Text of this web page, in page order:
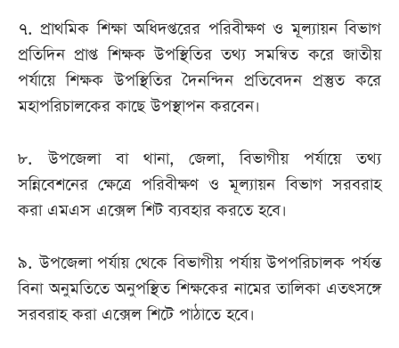
৭. প্রাথমিক শিক্ষা অধিদপ্তরের পরিবীক্ষণ ও মূল্যায়ন বিভাগ
প্রতিদিন প্রাপ্ত শিক্ষক উপস্থিতির তথ্য সমন্বিত করে জাতীয়
পর্যায়ে শিক্ষক উপস্থিতির দৈনন্দিন প্রতিবেদন প্রস্তুত করে
মহাপরিচালকের কাছে উপস্থাপন করবেন।
৮. উপজেলা বা থানা, জেলা, বিভাগীয় পর্যায়ে তথ্য
সন্নিবেশনের ক্ষেত্রে পরিবীক্ষণ ও মূল্যায়ন বিভাগ সরবরাহ
করা এমএস এক্সেল শিট ব্যবহার করতে হবে।
৯. উপজেলা পর্যায় থেকে বিভাগীয় পর্যায় উপপরিচালক পর্যন্ত
বিনা অনুমতিতে অনুপস্থিত শিক্ষকের নামের তালিকা এতৎসঙ্গে
সরবরাহ করা এক্সেল শিটে পাঠাতে হবে।